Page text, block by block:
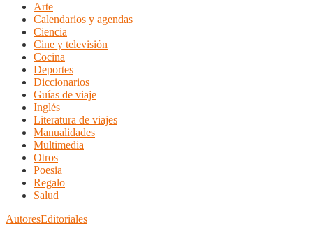
Arte
Calendarios y agendas
Ciencia
Cine y televisión
Cocina
Deportes
Diccionarios
Guías de viaje
Inglés
Literatura de viajes
Manualidades
Multimedia
Otros
Poesia
Regalo
Salud
AutoresEditoriales